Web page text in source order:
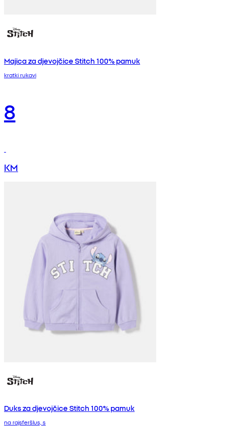
Majica za djevojčice Stitch 100% pamuk
kratki rukavi
8
KM
Duks za djevojčice Stitch 100% pamuk
na rajsferšlus, s